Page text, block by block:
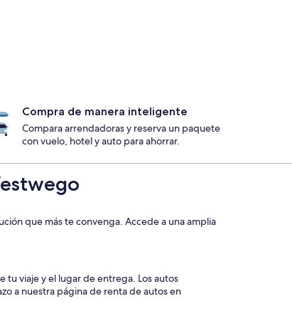
Compra de manera inteligente
Compara arrendadoras y reserva un paquete
con vuelo, hotel y auto para ahorrar.
que más te convenga. Accede a una amplia
tu viaje y el lugar de entrega. Los autos
a nuestra página de renta de autos en